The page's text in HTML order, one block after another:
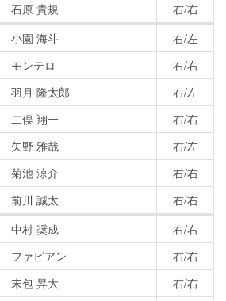
石原 貴規
右/右
小園 海斗
右/左
モンテロ
右/右
羽月 隆太郎
右/左
二俣 翔一
右/右
矢野 雅哉
右/左
菊池 涼介
右/右
前川 誠太
右/右
中村 奨成
右/右
ファビアン
右/右
末包 昇大
右/右